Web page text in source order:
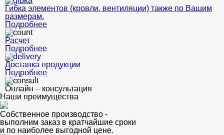
Гибка элементов (кровли, вентиляции) также по Вашим
размерам.
Подробнее
Расчет
Подробнее
Доставка продукции
Подробнее
Онлайн – консультация
Наши преимущества
Собственное производство -
выполним заказ в кратчайшие сроки
и по наиболее выгодной цене.